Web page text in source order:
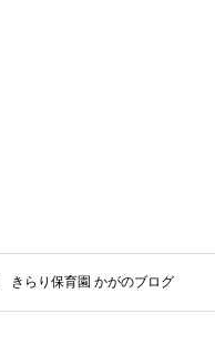
きらり保育園 かがのブログ